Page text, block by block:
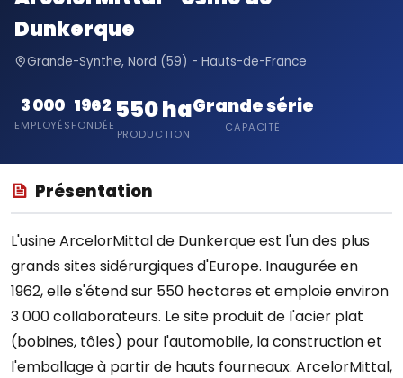
Dunkerque
Grande-Synthe, Nord (59) - Hauts-de-France
3 000
EMPLOYÉS
1962
FONDÉE
550 ha
PRODUCTION
Grande série
CAPACITÉ
Présentation
L'usine ArcelorMittal de Dunkerque est l'un des plus
grands sites sidérurgiques d'Europe. Inaugurée en
1962, elle s'étend sur 550 hectares et emploie environ
3 000 collaborateurs. Le site produit de l'acier plat
(bobines, tôles) pour l'automobile, la construction et
l'emballage à partir de hauts fourneaux. ArcelorMittal,